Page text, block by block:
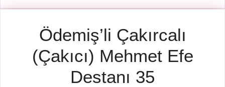
Ödemiş’li Çakırcalı
(Çakıcı) Mehmet Efe
Destanı 35